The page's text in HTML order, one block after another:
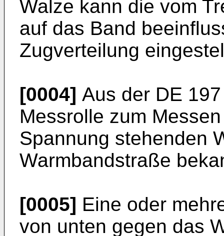
Walze kann die vom
auf das Band
Zugverteilung
[0004] Aus der DE
Messrolle zum
Spannung stehenden
Warmbandstraße
[0005] Eine oder
von unten gegen das